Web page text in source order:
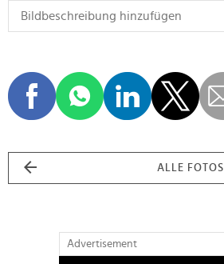
ALLE FOTOS
Advertisement